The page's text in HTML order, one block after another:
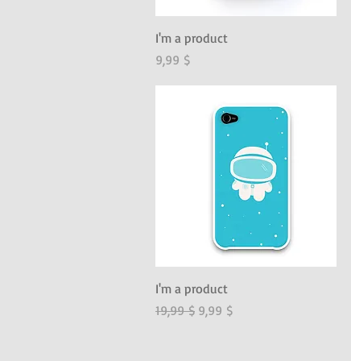
Schnellansicht
I'm a product
Preis
9,99 $
Schnellansicht
I'm a product
Standardpreis
19,99 $ Sale-Preis
9,99 $